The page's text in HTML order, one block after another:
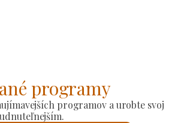
programy
programov a urobte svoj